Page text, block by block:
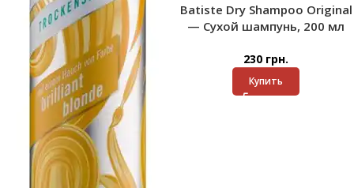
Batiste Dry Shampoo Original
— Сухой шампунь, 200 мл
230 грн.
Купить